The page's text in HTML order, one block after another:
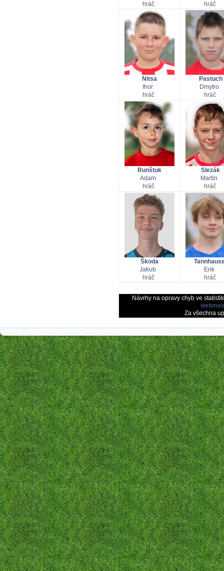
hráč
hráč
Nitsa
Ihor
hráč
Pastuch
Dmytro
hráč
Runštuk
Adam
hráč
Slezák
Martin
hráč
Škoda
Jakub
hráč
Erik
hráč
Návrhy na opravy chyb ve
Za všechna